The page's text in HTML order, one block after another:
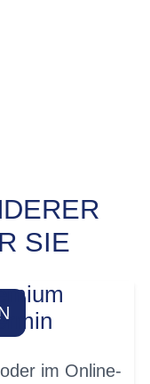
JA,
SIE
im Online-